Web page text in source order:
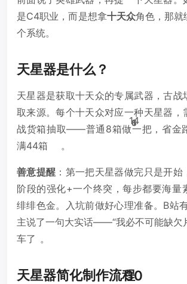
6
6
6
是C4职业，而是想拿十天众角色，那就
个系统。
天星器是什么？
天星器是获取十天众的专属武器，古战
取来源。每个十天众对应一种天星器，
战货箱抽取——普通8箱做一把，省金
满44箱
14
。
善意提醒 ：第一把天星器做完只是开
阶段的强化+一个终突，每步都要海量
绯绯色金。入坑前做好心理准备。B站
主说了一句大实话——“我必不可能缺欠
车了 。
天星器简化制作流程
30
1
1
1
6